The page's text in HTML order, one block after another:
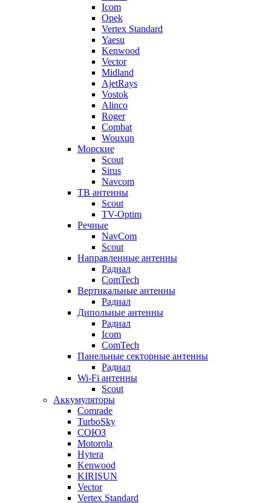
Icom
Opek
Vertex Standard
Yaesu
Kenwood
Vector
Midland
AjetRays
Vostok
Alinco
Roger
Combat
Wouxun
Морские
Scout
Sirus
Navcom
ТВ антенны
Scout
TV-Optim
Речные
NavCom
Scout
Направленные антенны
Радиал
ComTech
Вертикальные антенны
Радиал
Дипольные антенны
Радиал
Icom
ComTech
Панельные секторные антенны
Радиал
Wi-Fi антенны
Scout
Аккумуляторы
Comrade
TurboSky
СОЮЗ
Motorola
Hytera
Kenwood
KIRISUN
Vector
Vertex Standard